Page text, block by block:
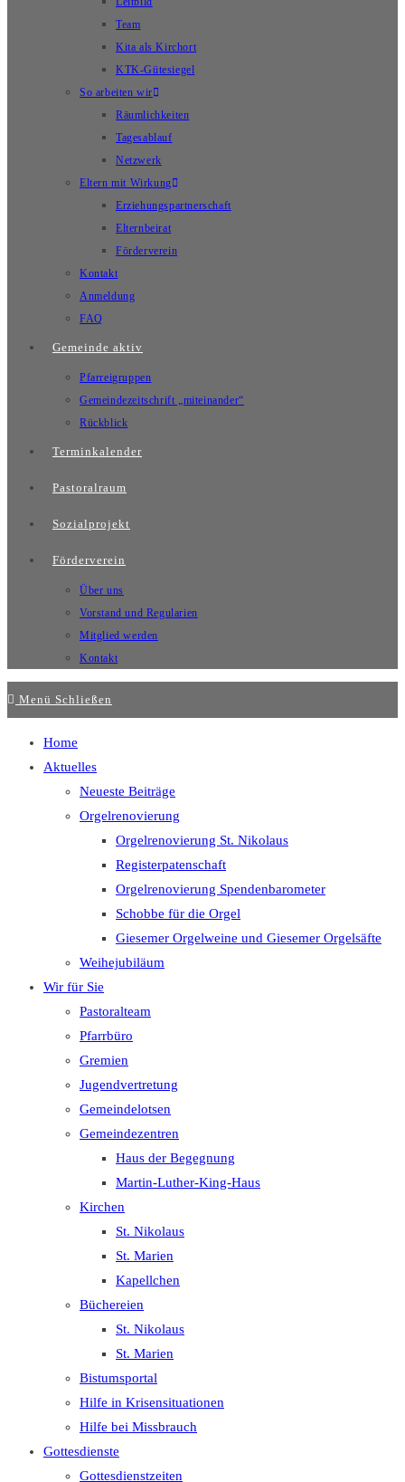
Team
Kita als Kirchort
KTK-Gütesiegel
So arbeiten wir
Räumlichkeiten
Tagesablauf
Netzwerk
Eltern mit Wirkung
Erziehungspartnerschaft
Elternbeirat
Förderverein
Kontakt
Anmeldung
FAQ
Gemeinde aktiv
Pfarreigruppen
Gemeindezeitschrift „miteinander“
Rückblick
Terminkalender
Pastoralraum
Sozialprojekt
Förderverein
Über uns
Vorstand und Regularien
Mitglied werden
Kontakt
Menü Schließen
Home
Aktuelles
Neueste Beiträge
Orgelrenovierung
Orgelrenovierung St. Nikolaus
Registerpatenschaft
Orgelrenovierung Spendenbarometer
Schobbe für die Orgel
Giesemer Orgelweine und Giesemer Orgelsäfte
Weihejubiläum
Wir für Sie
Pastoralteam
Pfarrbüro
Gremien
Jugendvertretung
Gemeindelotsen
Gemeindezentren
Haus der Begegnung
Martin-Luther-King-Haus
Kirchen
St. Nikolaus
St. Marien
Kapellchen
Büchereien
St. Nikolaus
St. Marien
Bistumsportal
Hilfe in Krisensituationen
Hilfe bei Missbrauch
Gottesdienste
Gottesdienstzeiten